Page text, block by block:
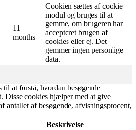
11
months
Cookien sættes af cookie
modul og bruges til at
gemme, om brugeren har
accepteret brugen af ​​
cookies eller ej. Det
gemmer ingen personlige
data.
til at forstå, hvordan besøgende
Disse cookies hjælper med at give
antallet af besøgende, afvisningsprocent,
Beskrivelse